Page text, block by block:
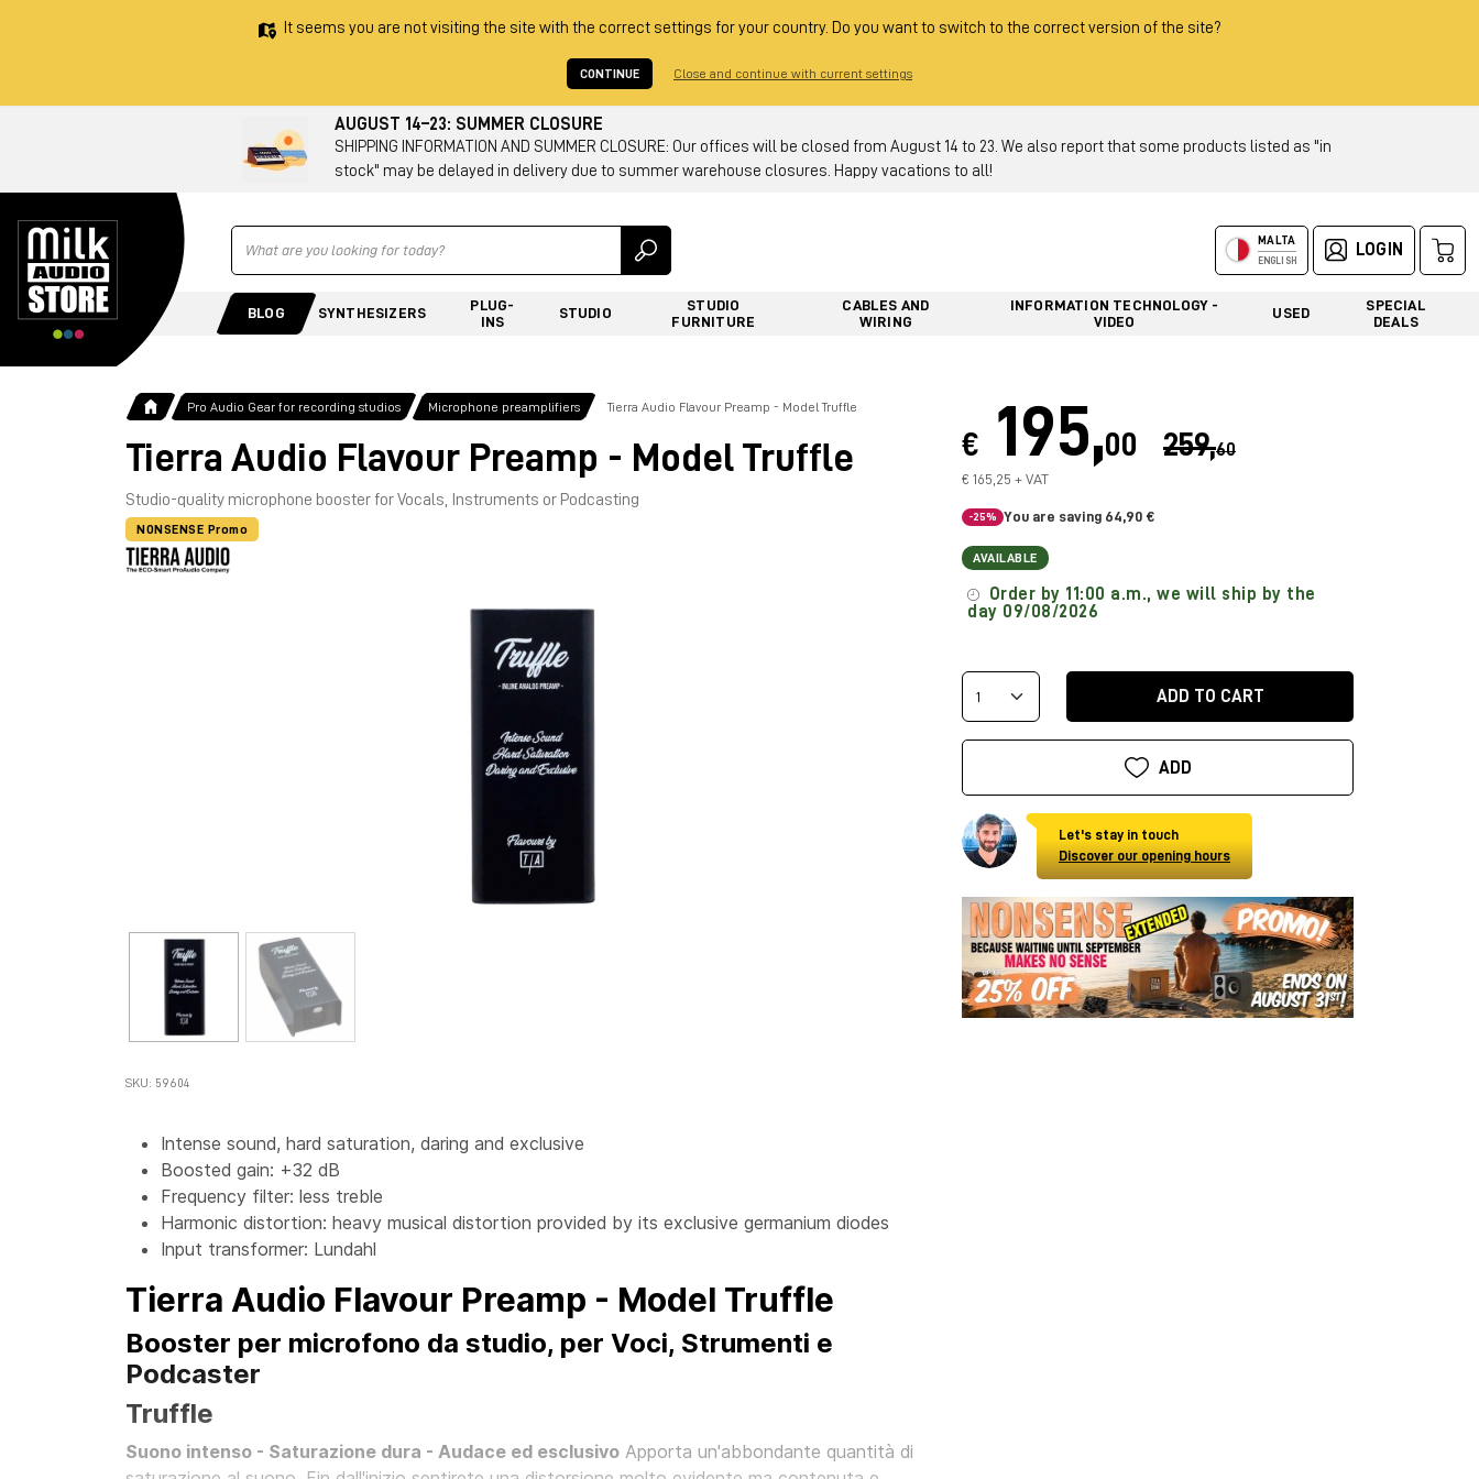
It seems you are not visiting the site with the correct settings for your country. Do you want to switch to the correct version of the site?
CONTINUE Close and continue with current settings
AUGUST 14–23: SUMMER CLOSURE
SHIPPING INFORMATION AND SUMMER CLOSURE: Our offices will be closed from August 14 to 23. We also report that some products listed as "in
stock" may be delayed in delivery due to summer warehouse closures. Happy vacations to all!
Ricerca MALTA
ENGLISH
LOGIN
BLOG SYNTHESIZERS
PLUG-
INS
STUDIO
STUDIO
FURNITURE
CABLES AND
WIRING
INFORMATION TECHNOLOGY -
VIDEO
USED
SPECIAL
DEALS
Pro Audio Gear for recording studios Microphone preamplifiers Tierra Audio Flavour Preamp - Model Truffle
Tierra Audio Flavour Preamp - Model Truffle
Studio-quality microphone booster for Vocals, Instruments or Podcasting
NONSENSE Promo
SKU: 59604
Intense sound, hard saturation, daring and exclusive
Boosted gain: +32 dB
Frequency filter: less treble
Harmonic distortion: heavy musical distortion provided by its exclusive germanium diodes
Input transformer: Lundahl
Tierra Audio Flavour Preamp - Model Truffle
Booster per microfono da studio, per Voci, Strumenti e
Podcaster
Truffle
Suono intenso - Saturazione dura - Audace ed esclusivo Apporta un'abbondante quantità di
€ 195,00 259,60
€ 165,25 + VAT
-25% You are saving 64,90 €
AVAILABLE
Order by 11:00 a.m., we will ship by the
day 09/08/2026
ADD TO CART
ADD
Let's stay in touch
Discover our opening hours